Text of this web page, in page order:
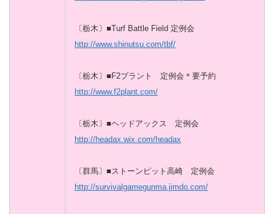
〔栃木〕■Turf Battle Field 定例会
http://www.shinutsu.com/tbf/
〔栃木〕■F2プラント 定例会＊要予約
http://www.f2plant.com/
〔栃木〕■ヘッドアックス 定例会
http://headax.wix.com/headax
〔群馬〕■ストーンピット高崎 定例会
http://survivalgamegunma.jimdo.com/